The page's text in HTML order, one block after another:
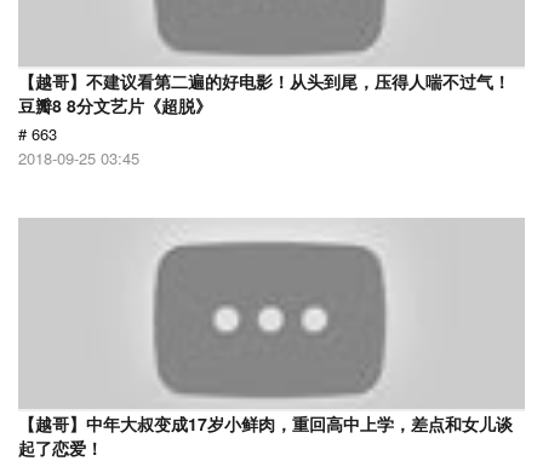
【越哥】不建议看第二遍的好电影！从头到尾，压得人喘不过气！
豆瓣8 8分文艺片《超脱》
# 663
2018-09-25 03:45
【越哥】中年大叔变成17岁小鲜肉，重回高中上学，差点和女儿谈
起了恋爱！